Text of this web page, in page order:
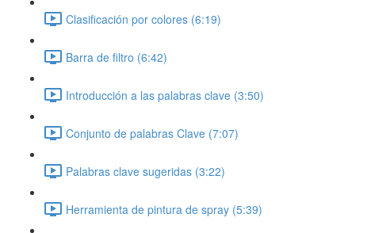
Clasificación por colores (6:19)
Barra de filtro (6:42)
Introducción a las palabras clave (3:50)
Conjunto de palabras Clave (7:07)
Palabras clave sugeridas (3:22)
Herramienta de pintura de spray (5:39)